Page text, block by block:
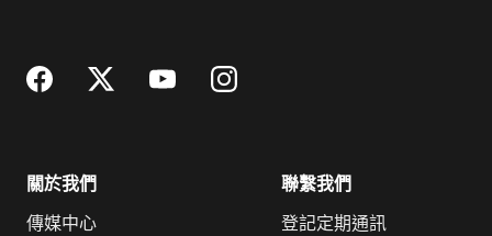
關於我們
傳媒中心
聯繫我們
登記定期通訊